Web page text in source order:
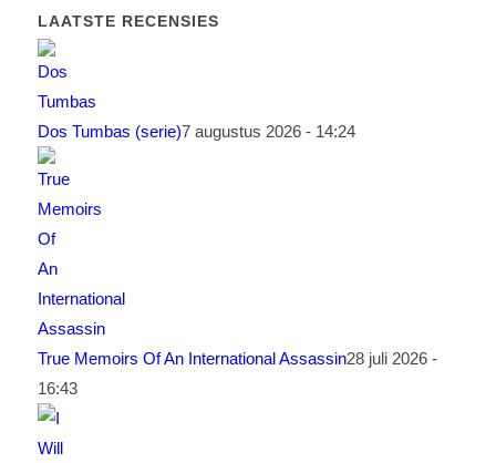
LAATSTE RECENSIES
Dos Tumbas (serie)7 augustus 2026 - 14:24
True Memoirs Of An International Assassin28 juli 2026 -
16:43